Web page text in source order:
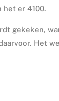
het er 4100.
gekeken,
Het